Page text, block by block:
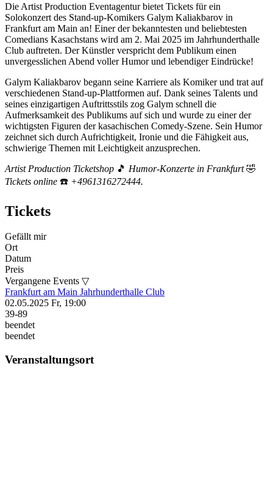
Die Artist Production Eventagentur bietet Tickets für ein
Solokonzert des Stand-up-Komikers Galym Kaliakbarov in
Frankfurt am Main an! Einer der bekanntesten und beliebtesten
Comedians Kasachstans wird am 2. Mai 2025 im Jahrhunderthalle
Club auftreten. Der Künstler verspricht dem Publikum einen
unvergesslichen Abend voller Humor und lebendiger Eindrücke!
Galym Kaliakbarov begann seine Karriere als Komiker und trat auf
verschiedenen Stand-up-Plattformen auf. Dank seines Talents und
seines einzigartigen Auftrittsstils zog Galym schnell die
Aufmerksamkeit des Publikums auf sich und wurde zu einer der
wichtigsten Figuren der kasachischen Comedy-Szene. Sein Humor
zeichnet sich durch Aufrichtigkeit, Ironie und die Fähigkeit aus,
schwierige Themen mit Leichtigkeit anzusprechen.
Artist Production Ticketshop 🎵 Humor-Konzerte in Frankfurt🤣
Tickets online ☎️ +4961316272444.
Tickets
Gefällt mir
Ort
Datum
Preis
Vergangene Events ▽
Frankfurt am Main Jahrhunderthalle Club
02.05.2025 Fr, 19:00
39-89
beendet
beendet
Veranstaltungsort